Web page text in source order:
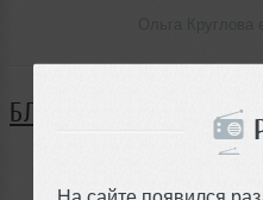
На сайте появился
БЛОГ